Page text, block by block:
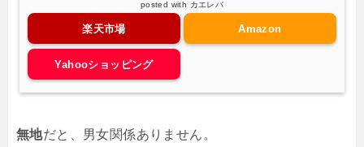
posted with カエレバ
楽天市場 Amazon
Yahooショッピング
無地だと、男女関係ありません。